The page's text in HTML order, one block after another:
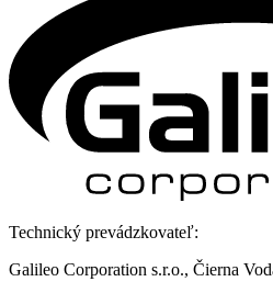
Technický prevádzkovateľ:
Galileo Corporation s.r.o., Čierna